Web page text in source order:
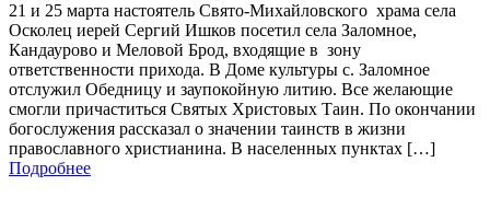
21 и 25 марта настоятель Свято-Михайловского храма села
Осколец иерей Сергий Ишков посетил села Заломное,
Кандаурово и Меловой Брод, входящие в зону
ответственности прихода. В Доме культуры с. Заломное
отслужил Обедницу и заупокойную литию. Все желающие
смогли причаститься Святых Христовых Таин. По окончании
богослужения рассказал о значении таинств в жизни
православного христианина. В населенных пунктах […]
Подробнее